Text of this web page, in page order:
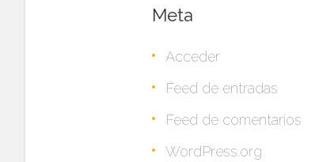
Meta
Acceder
Feed de entradas
Feed de comentarios
WordPress.org